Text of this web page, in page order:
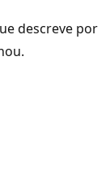
descreve por